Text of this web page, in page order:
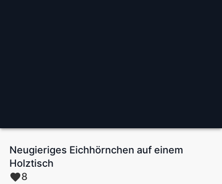
Neugieriges Eichhörnchen auf einem
Holztisch
8